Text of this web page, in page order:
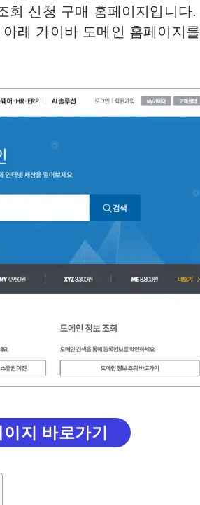
회 신청 구매 홈페이지입니다
래 가이바 도메인 홈페이지
지 바로가기